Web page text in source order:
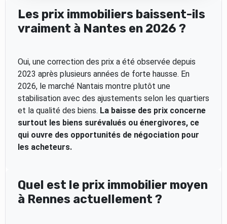
Les prix immobiliers baissent-ils
vraiment à Nantes en 2026 ?
Oui, une correction des prix a été observée depuis
2023 après plusieurs années de forte hausse. En
2026, le marché Nantais montre plutôt une
stabilisation avec des ajustements selon les quartiers
et la qualité des biens. La baisse des prix concerne
surtout les biens surévalués ou énergivores, ce
qui ouvre des opportunités de négociation pour
les acheteurs.
Quel est le prix immobilier moyen
à Rennes actuellement ?